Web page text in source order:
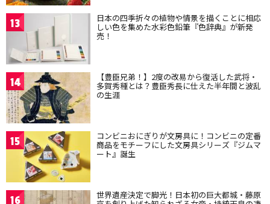
13 日本の四季折々の植物や情景を描くことに相応
しい色を集めた水彩色鉛筆『色辞典』が新発
売！
14 【豊臣兄弟！】2度の改易から復活した武将・
多賀秀種とは？豊臣秀長に仕えた半年間と波乱
の生涯
15 コンビニおにぎりが文房具に！コンビニの定番
商品をモチーフにした文房具シリーズ『ジムマ
ート』誕生
16 世界遺産決定で脚光！日本初の巨大都城・藤原